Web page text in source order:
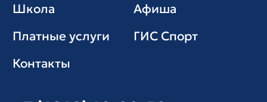
Школа
Афиша
Платные услуги
ГИС Cпорт
Контакты